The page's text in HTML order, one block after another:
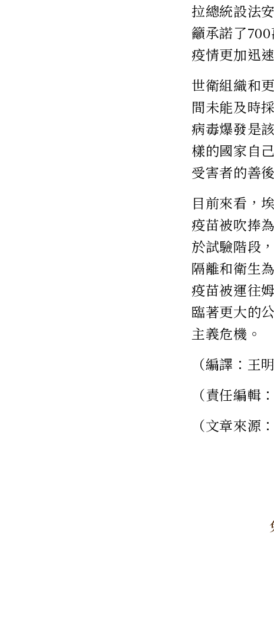
拉總統設法
籲承諾了
疫情更加迅
世衛組織和
間未能及時
病毒爆發是
樣的國家自
受害者的善
目前來看，
疫苗被吹捧
於試驗階段
隔離和衛生
疫苗被運往
臨著更大的
主義危機。
（編譯：王
（責任編輯
（文章來源